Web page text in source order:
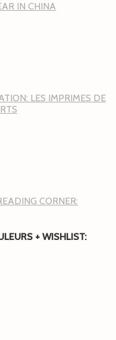
IN CHINA
LES IMPRIMES DE
CORNER:
+ WISHLIST: